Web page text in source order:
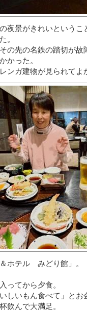
夜景がきれいというこ
。
の先の名鉄の踏切が故
かった。
ンガ建物が見られてよ
ホテル みどり館」。
ってから夕食。
しいもん食べて」とお
飲んで大満足。